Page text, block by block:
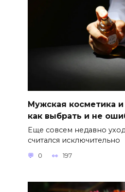
Мужская косметика
как выбрать и не
Еще совсем недавно
считался исключительно
0 197